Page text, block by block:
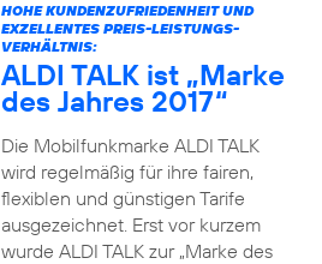
HOHE KUNDENZUFRIEDENHEIT UND
EXZELLENTES PREIS-LEISTUNGS-
VERHÄLTNIS:
ALDI TALK ist „Marke
des Jahres 2017“
Die Mobilfunkmarke ALDI TALK
wird regelmäßig für ihre fairen,
flexiblen und günstigen Tarife
ausgezeichnet. Erst vor kurzem
wurde ALDI TALK zur „Marke des